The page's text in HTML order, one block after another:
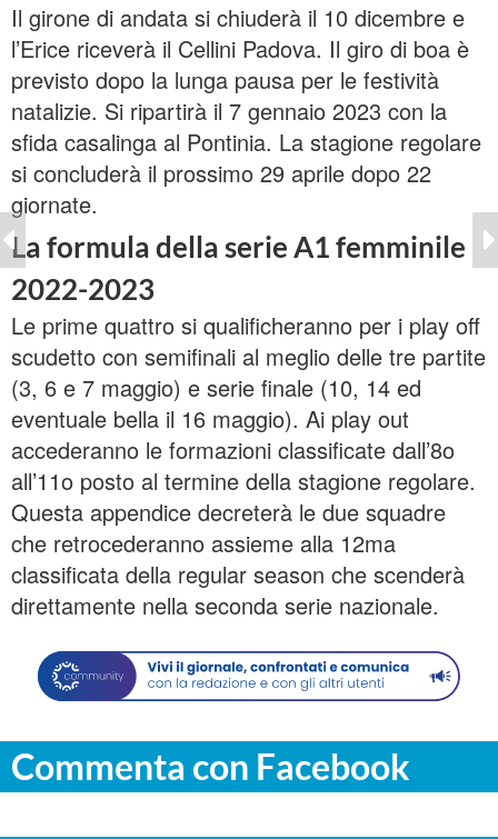
Il girone di andata si chiuderà il 10 dicembre e
l’Erice riceverà il Cellini Padova. Il giro di boa è
previsto dopo la lunga pausa per le festività
natalizie. Si ripartirà il 7 gennaio 2023 con la
sfida casalinga al Pontinia. La stagione regolare
si concluderà il prossimo 29 aprile dopo 22
giornate.
La formula della serie A1 femminile
2022-2023
Le prime quattro si qualificheranno per i play off
scudetto con semifinali al meglio delle tre partite
(3, 6 e 7 maggio) e serie finale (10, 14 ed
eventuale bella il 16 maggio). Ai play out
accederanno le formazioni classificate dall’8o
all’11o posto al termine della stagione regolare.
Questa appendice decreterà le due squadre
che retrocederanno assieme alla 12ma
classificata della regular season che scenderà
direttamente nella seconda serie nazionale.
Commenta con Facebook